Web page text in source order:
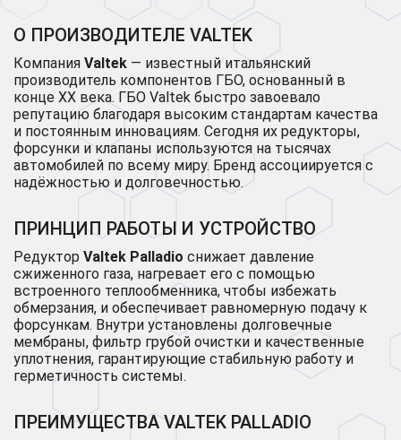
О ПРОИЗВОДИТЕЛЕ VALTEK
Компания Valtek — известный итальянский
производитель компонентов ГБО, основанный в
конце XX века. ГБО Valtek быстро завоевало
репутацию благодаря высоким стандартам качества
и постоянным инновациям. Сегодня их редукторы,
форсунки и клапаны используются на тысячах
автомобилей по всему миру. Бренд ассоциируется с
надёжностью и долговечностью.
ПРИНЦИП РАБОТЫ И УСТРОЙСТВО
Редуктор Valtek Palladio снижает давление
сжиженного газа, нагревает его с помощью
встроенного теплообменника, чтобы избежать
обмерзания, и обеспечивает равномерную подачу к
форсункам. Внутри установлены долговечные
мембраны, фильтр грубой очистки и качественные
уплотнения, гарантирующие стабильную работу и
герметичность системы.
ПРЕИМУЩЕСТВА VALTEK PALLADIO